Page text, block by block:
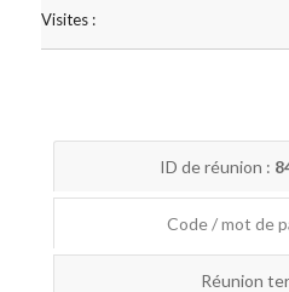
Visites :
ID de réunion :
Code / mot de
Réunion